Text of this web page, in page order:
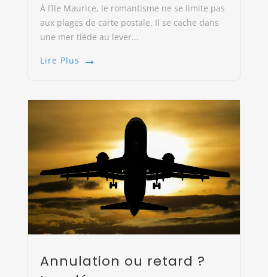
À l’île Maurice, le romantisme ne se limite pas
aux plages de carte postale. Il se cache dans
une mer tiède au lever...
Lire Plus
Annulation ou retard ?